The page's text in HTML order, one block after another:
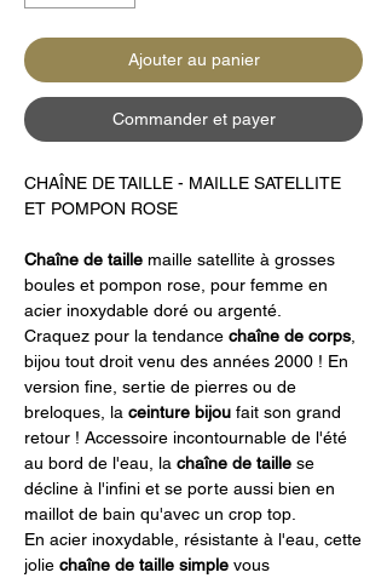
Ajouter au panier
Commander et payer
CHAÎNE DE TAILLE - MAILLE SATELLITE
ET POMPON ROSE
Chaîne de taille maille satellite à grosses
boules et pompon rose, pour femme en
acier inoxydable doré ou argenté.
Craquez pour la tendance chaîne de corps
bijou tout droit venu des années 2000 ! En
version fine, sertie de pierres ou de
breloques, la ceinture bijou fait son grand
retour ! Accessoire incontournable de l'été
au bord de l'eau, la chaîne de taille se
décline à l'infini et se porte aussi bien en
maillot de bain qu'avec un crop top.
En acier inoxydable, résistante à l'eau, cette
jolie chaîne de taille simple vous